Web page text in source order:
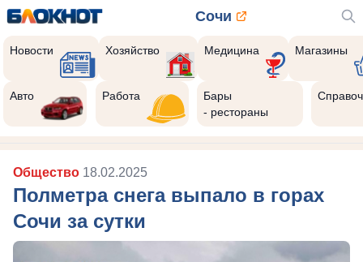
Сочи
Новости Хозяйство Медицина Магазины
Авто Работа
Бары
- рестораны
Общество 18.02.2025
Полметра снега выпало в горах
Сочи за сутки